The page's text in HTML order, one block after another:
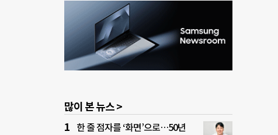
많이 본 뉴스 >
한 줄 점자를 ‘화면’으로…50년